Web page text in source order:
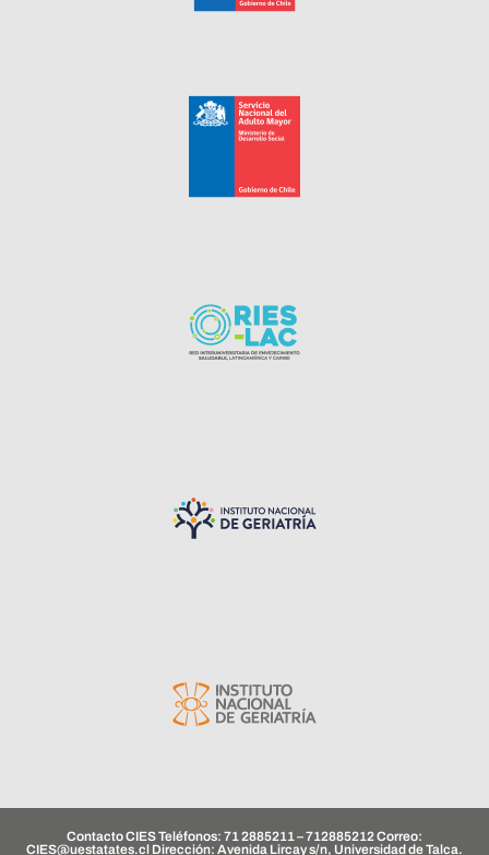
Contacto CIES Teléfonos: 71 2885211 – 712885212 Correo:
CIES@uestatates.cl Dirección: Avenida Lircay s/n, Universidad de Talca.